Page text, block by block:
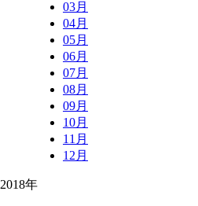
03月
04月
05月
06月
07月
08月
09月
10月
11月
12月
2018年